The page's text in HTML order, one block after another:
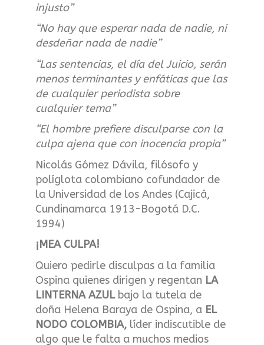
injusto”
“No hay que esperar nada de nadie, ni
desdeñar nada de nadie”
“Las sentencias, el día del Juicio, serán
menos terminantes y enfáticas que las
de cualquier periodista sobre
cualquier tema”
“El hombre prefiere disculparse con la
culpa ajena que con inocencia propia”
Nicolás Gómez Dávila, filósofo y
políglota colombiano cofundador de
la Universidad de los Andes (Cajicá,
Cundinamarca 1913-Bogotá D.C.
1994)
¡MEA CULPA!
Quiero pedirle disculpas a la familia
Ospina quienes dirigen y regentan LA
LINTERNA AZUL bajo la tutela de
doña Helena Baraya de Ospina, a EL
NODO COLOMBIA, líder indiscutible de
algo que le falta a muchos medios